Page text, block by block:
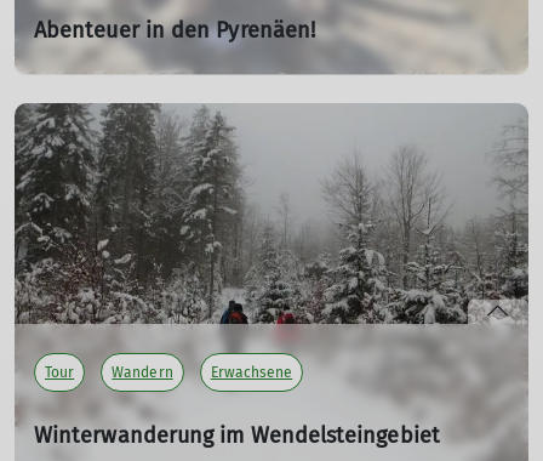
Abenteuer in den Pyrenäen!
Bergsteigen von 22.08. bis 03.09.2024
9 Tage auf dem GR10: abwechslungsreiche Etappen, tolle
Aussichten und unvergessliche Erlebnisse!
mehr erfahren
Tour Wandern Erwachsene
Winterwanderung im Wendelsteingebiet